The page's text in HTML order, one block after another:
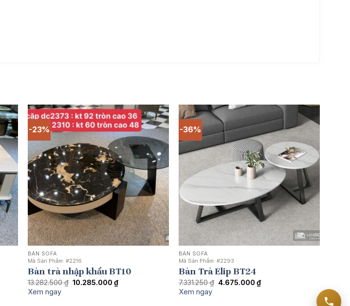
-23%
BÀN SOFA
Mã Sản Phẩm: #2216
Bàn trà nhập khẩu BT10
13.282.500₫ Giá
10.285.000₫Giá
Xem ngay
-36%
BÀN SOFA
Mã Sản Phẩm: #2293
Bàn Trà Elip BT24
7.331.250₫ Giá
4.675.000₫Giá
Xem ngay